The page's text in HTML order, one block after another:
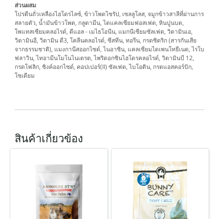
ส่วนผสม
โปรตีนถั่วเหลืองไฮโดรไลซ์, ข้าวโพดไซรัป, เซลลูโลส, จมูกข้าวสาลีที่ผ่านการ
สลายตัว, น้ำมันข้าวโพด, กลูตามีน, ไดแคลเซียมฟอสเฟต, หินปูนบด,
โพแทสเซียมคลอไรด์, ดีแอล - เมไธโอนีน, แมกนีเซียมซัลเฟต, วิตามินเอ,
วิตามินอี, วิตามิน ดี3, โคลีนคลอไรด์, ซีสทีน, ทอรีน, กรดซิตริก (สารกันเสีย
จากธรรมชาติ), แมงกานีสออกไซด์, ไนอาซิน, แคลเซียมไดเพนโทธีเนต, ไรโบ
ฟลาวิน, ไทอามีนโมโนไนเตรต, ไพริดอกซินไฮโดรคลอไรด์, วิตามินบี 12,
กรดโฟลิก, ซิงค์ออกไซด์, คอปเปอร์(II) ซัลเฟต, ไบโอติน, กรดแอสคอร์บิก,
โซเดียม
สินค้าเกี่ยวข้อง